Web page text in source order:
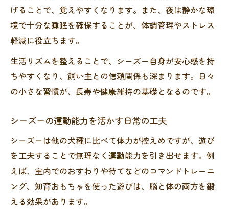
げることで、覚えやすくなります。また、夜は静かな環
境で十分な睡眠を確保することが、体調管理やストレス
軽減に役立ちます。
生活リズムを整えることで、シーズー自身が安心感を持
ちやすくなり、飼い主との信頼関係も深まります。日々
の小さな習慣が、長寿や健康維持の基礎となるのです。
シーズーの運動能力を活かす日常の工夫
シーズーは他の犬種に比べて体力が控えめですが、遊び
を工夫することで無理なく運動能力を引き出せます。例
えば、室内でのおすわりや待てなどのコマンドトレーニ
ング、知育おもちゃを使った遊びは、脳と体の両方を鍛
える効果があります。